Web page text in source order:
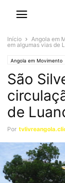
Início Angola em
em algumas vias de
Angola em Movimento
São
de
Por